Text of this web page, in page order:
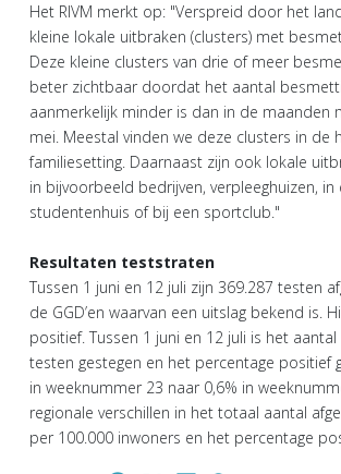
Het RIVM merkt op: "Verspreid door het
kleine lokale uitbraken (clusters) met
Deze kleine clusters van drie of meer
beter zichtbaar doordat het aantal
aanmerkelijk minder is dan in de maanden
mei. Meestal vinden we deze clusters in de
familiesetting. Daarnaast zijn ook lokale
in bijvoorbeeld bedrijven, verpleeghuizen, in
studentenhuis of bij een sportclub."
Resultaten teststraten
Tussen 1 juni en 12 juli zijn 369.287 testen
de GGD’en waarvan een uitslag bekend is.
positief. Tussen 1 juni en 12 juli is het
testen gestegen en het percentage positief
in weeknummer 23 naar 0,6% in
regionale verschillen in het totaal aantal
per 100.000 inwoners en het percentage